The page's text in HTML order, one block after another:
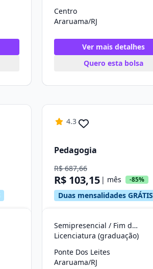
Centro
Araruama/RJ
Ver mais detalhes
Quero esta bolsa
4.3
Pedagogia
R$ 687,66
R$ 103,15 | mês -85%
Duas mensalidades GRÁTIS
Semipresencial / Fim de Semana
Licenciatura (graduação)
Ponte Dos Leites
Araruama/RJ